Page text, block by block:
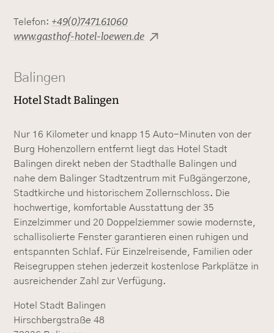
Telefon: +49(0)7471.61060
www.gasthof-hotel-loewen.de
Balingen
Hotel Stadt Balingen
Nur 16 Kilometer und knapp 15 Auto-Minuten von der
Burg Hohenzollern entfernt liegt das Hotel Stadt
Balingen direkt neben der Stadthalle Balingen und
nahe dem Balinger Stadtzentrum mit Fußgängerzone,
Stadtkirche und historischem Zollernschloss. Die
hochwertige, komfortable Ausstattung der 35
Einzelzimmer und 20 Doppelziemmer sowie modernste,
schallisolierte Fenster garantieren einen ruhigen und
entspannten Schlaf. Für Einzelreisende, Familien oder
Reisegruppen stehen jederzeit kostenlose Parkplätze in
ausreichender Zahl zur Verfügung.
Hotel Stadt Balingen
Hirschbergstraße 48